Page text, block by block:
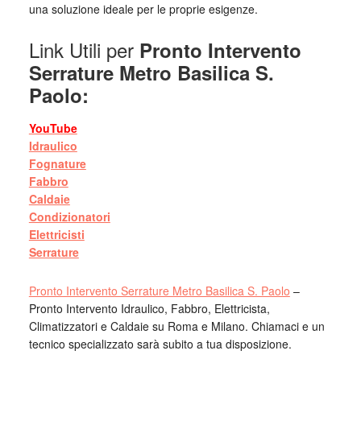
una soluzione ideale per le proprie esigenze.
Link Utili per Pronto Intervento
Serrature Metro Basilica S.
Paolo:
YouTube
Idraulico
Fognature
Fabbro
Caldaie
Condizionatori
Elettricisti
Serrature
Pronto Intervento Serrature Metro Basilica S. Paolo –
Pronto Intervento Idraulico, Fabbro, Elettricista,
Climatizzatori e Caldaie su Roma e Milano. Chiamaci e un
tecnico specializzato sarà subito a tua disposizione.